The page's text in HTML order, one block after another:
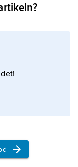
inledde
i svenska